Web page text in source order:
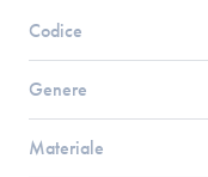
Codice
Genere
Materiale